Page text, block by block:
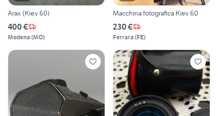
Arax (Kiev 60)
400 €
Modena (MO)
Macchina fotografica Kiev 60
230 €
Ferrara (FE)